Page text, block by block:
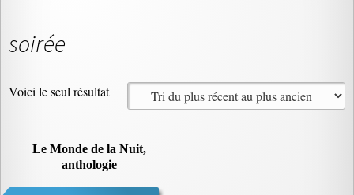
soirée
Voici le seul résultat
Le Monde de la Nuit,
anthologie